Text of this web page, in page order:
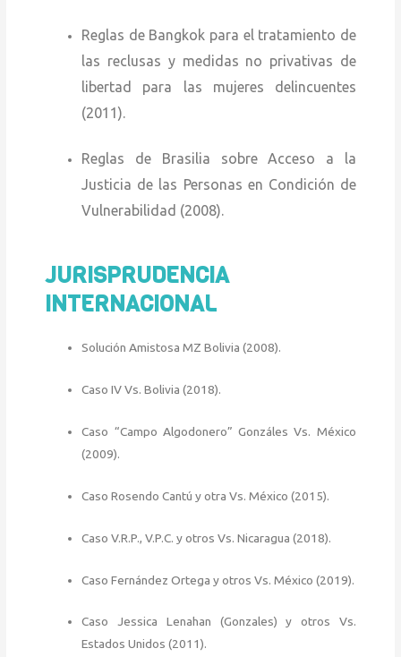
Reglas de Bangkok para el tratamiento de
las reclusas y medidas no privativas de
libertad para las mujeres delincuentes
(2011).
Reglas de Brasilia sobre Acceso a la
Justicia de las Personas en Condición de
Vulnerabilidad (2008).
JURISPRUDENCIA
INTERNACIONAL
Solución Amistosa MZ Bolivia (2008).
Caso IV Vs. Bolivia (2018).
Caso “Campo Algodonero” Gonzáles Vs. México
(2009).
Caso Rosendo Cantú y otra Vs. México (2015).
Caso V.R.P., V.P.C. y otros Vs. Nicaragua (2018).
Caso Fernández Ortega y otros Vs. México (2019).
Caso Jessica Lenahan (Gonzales) y otros Vs.
Estados Unidos (2011).